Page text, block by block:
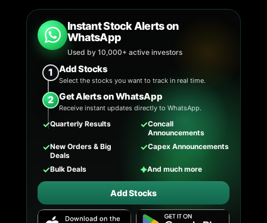
Instant Stock Alerts on
WhatsApp
Used by 10,000+ active investors
1 Add Stocks
Select the stocks you want to track in real time.
2 Get Alerts on WhatsApp
Receive instant updates directly to WhatsApp.
✓Quarterly Results ✓Concall
Announcements
✓New Orders & Big
Deals
✓Capex Announcements
✓Bulk Deals ✦And much more
Add Stocks